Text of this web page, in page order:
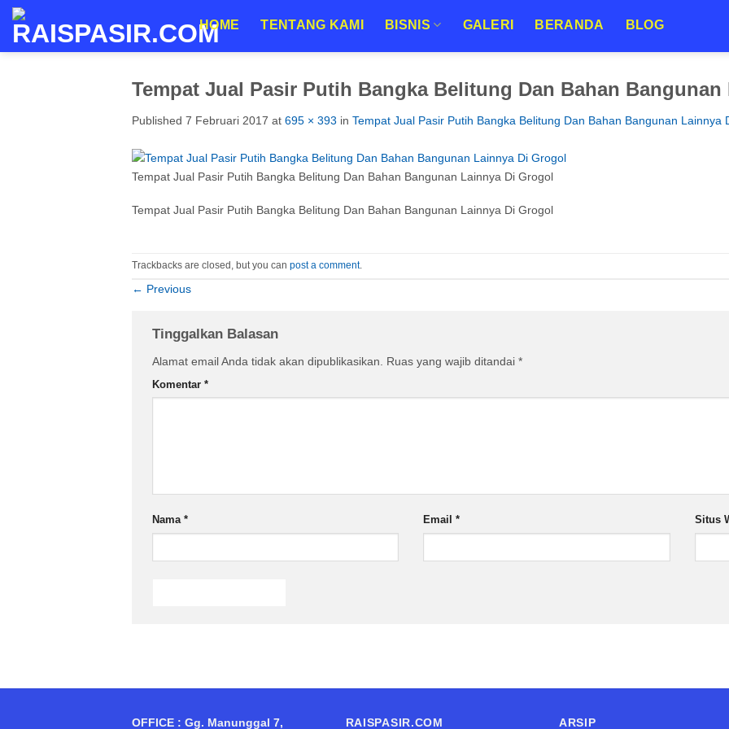
Skip
content
HOME TENTANG KAMI BISNIS GALERI BERANDA BLOG
Tempat Jual Pasir Putih Bangka Belitung Dan Bahan
Published 7 Februari 2017 at 695 × 393 in Tempat Jual Pasir Putih Bangka Belitung Dan Bahan Bangunan Lainnya
Tempat Jual Pasir Putih Bangka Belitung Dan Bahan Bangunan Lainnya Di Grogol
Tempat Jual Pasir Putih Bangka Belitung Dan Bahan Bangunan Lainnya Di Grogol
Trackbacks are closed, but you can post a comment.
← Previous
Tinggalkan Balasan
Alamat email Anda tidak akan dipublikasikan. Ruas yang wajib ditandai *
Komentar *
Nama * Email* Situs
OFFICE : Gg. Manunggal 7, RAISPASIR.COM ARSIP